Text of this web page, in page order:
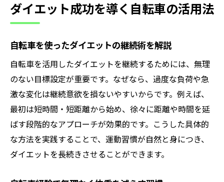
ダイエット成功を導く自転車の活用法
自転車を使ったダイエットの継続術を解説
自転車を活用したダイエットを継続するためには、無理
のない目標設定が重要です。なぜなら、過度な負荷や急
激な変化は継続意欲を損ないやすいからです。例えば、
最初は短時間・短距離から始め、徐々に距離や時間を延
ばす段階的なアプローチが効果的です。こうした具体的
な方法を実践することで、運動習慣が自然と身につき、
ダイエットを長続きさせることができます。